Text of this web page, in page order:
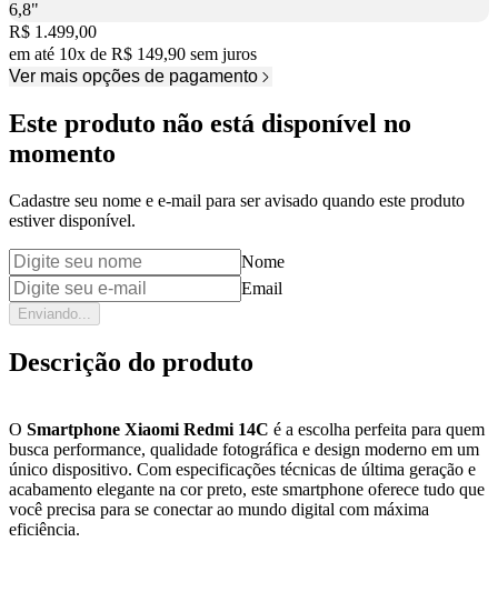
6,8"
Price:
R$ 1.499,00
em até 10x de R$ 149,90 sem juros
Ver mais opções de pagamento
Este produto não está disponível no
momento
Cadastre seu nome e e-mail para ser avisado quando este produto
estiver disponível.
Nome
Email
Enviando...
Descrição do produto
O Smartphone Xiaomi Redmi 14C é a escolha perfeita para quem
busca performance, qualidade fotográfica e design moderno em um
único dispositivo. Com especificações técnicas de última geração e
acabamento elegante na cor preto, este smartphone oferece tudo que
você precisa para se conectar ao mundo digital com máxima
eficiência.